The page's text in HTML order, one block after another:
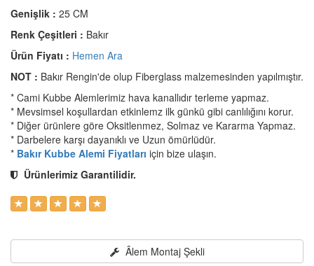
Genişlik : 25 CM
Renk Çeşitleri : Bakır
Ürün Fiyatı : Hemen Ara
NOT : Bakır Rengin'de olup Fiberglass malzemesinden yapılmıştır.
* Cami Kubbe Alemlerimiz hava kanallıdır terleme yapmaz.
* Mevsimsel koşullardan etkinlemz ilk günkü gibi canlılığını korur.
* Diğer ürünlere göre Oksitlenmez, Solmaz ve Kararma Yapmaz.
* Darbelere karşı dayanıklı ve Uzun ömürlüdür.
* Bakır Kubbe Alemi Fiyatları için bize ulaşın.
Ürünlerimiz Garantilidir.
Âlem Montaj Şekli